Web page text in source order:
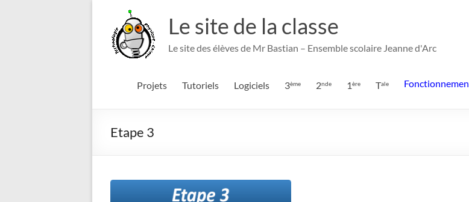
contenu
Le site de la classe
Le site des élèves de Mr Bastian – Ensemble scolaire Jeanne d'Arc
Projets Tutoriels Logiciels 3ème 2nde 1ère Tale
Etape 3